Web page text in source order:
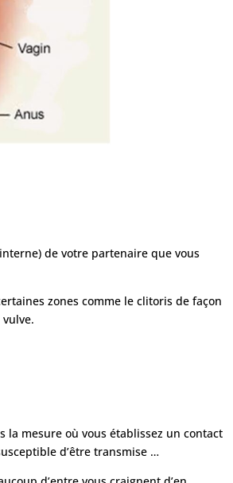
de votre partenaire que vous
zones comme le clitoris de façon
la mesure où vous établissez un contact
d’être transmise …